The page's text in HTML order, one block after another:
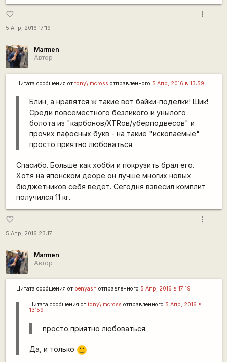
favorite_border
5 Апр, 2016 17:19
more_vert
Marmen
Автор
Цитата сообщения от tony\.mcross отправленного 5 Апр, 2016 в 13:59
Блин, а нравятся ж такие вот байки-поделки! Шик!
Среди повсеместного безликого и унылого
болота из "карбонов/XTRов/уберподвесов" и
прочих пафосных букв - на такие "ископаемые"
просто приятно любоваться.
Спасибо. Больше как хобби и покрузить брал его.
Хотя на японском деоре он лучше многих новых
бюджетников себя ведёт. Сегодня взвесил комплит
получился 11 кг.
favorite_border
5 Апр, 2016 23:17
more_vert
Marmen
Автор
Цитата сообщения от benyash отправленного 5 Апр, 2016 в 17:19
Цитата сообщения от tony\.mcross отправленного 5 Апр, 2016 в
13:59
просто приятно любоваться.
Да, и только :)